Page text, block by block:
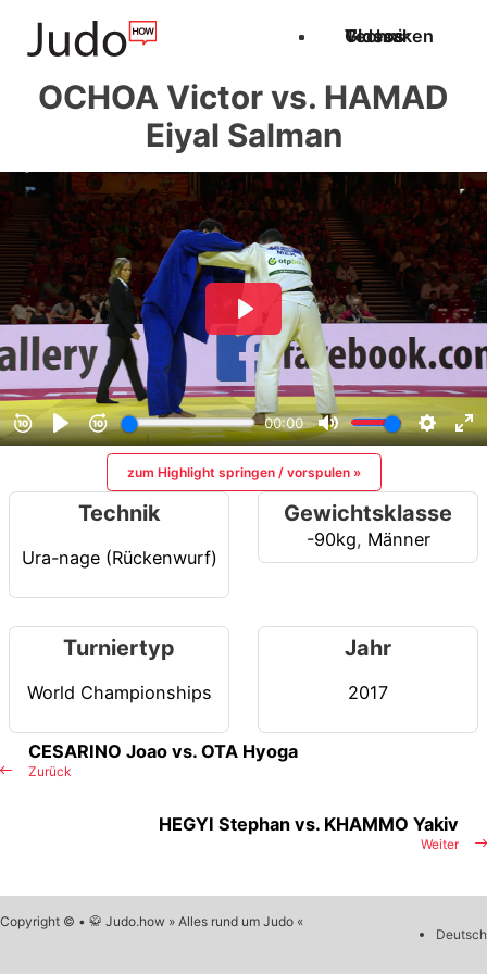
Techniken
Videos
Glossar
OCHOA Victor vs. HAMAD
Eiyal Salman
zum Highlight springen / vorspulen »
Technik
Ura-nage (Rückenwurf)
Gewichtsklasse
-90kg, Männer
Turniertyp
World Championships
Jahr
2017
Zurück
CESARINO Joao vs. OTA Hyoga
Weiter
HEGYI Stephan vs. KHAMMO Yakiv
Copyright © • 🥋 Judo.how » Alles rund um Judo «
Deutsch